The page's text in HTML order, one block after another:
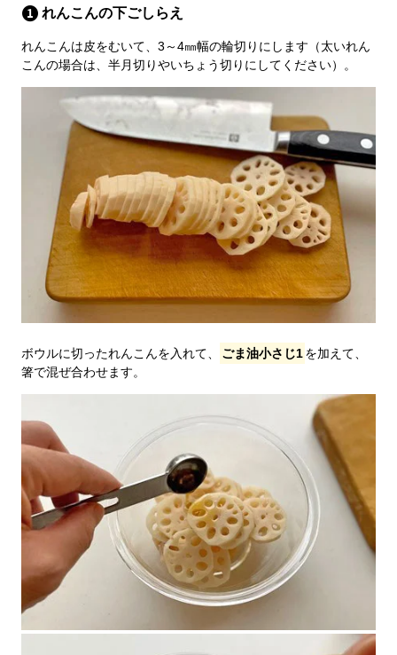
れんこんの下ごしらえ
れんこんは皮をむいて、3～4㎜幅の輪切りにします（太いれん
こんの場合は、半月切りやいちょう切りにしてください）。
ボウルに切ったれんこんを入れて、 ごま油小さじ1を加えて、
箸で混ぜ合わせます。